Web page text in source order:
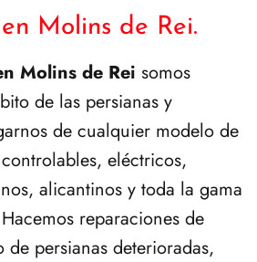
Molins de Rei.
Molins de Rei somos
de las persianas y
de cualquier modelo de
eléctricos,
alicantinos y toda la gama
reparaciones de
de persianas deterioradas,